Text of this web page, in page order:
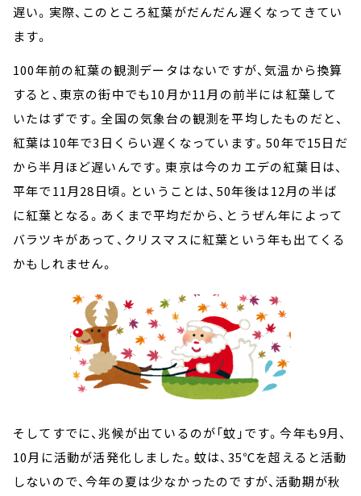
遅い。実際、このところ紅葉がだんだん遅くなってきてい
ます。
100年前の紅葉の観測データはないですが、気温から換算
すると、東京の街中でも10月か11月の前半には紅葉して
いたはずです。全国の気象台の観測を平均したものだと、
紅葉は10年で3日くらい遅くなっています。50年で15日だ
から半月ほど遅いんです。東京は今のカエデの紅葉日は、
平年で11月28日頃。ということは、50年後は12月の半ば
に紅葉となる。あくまで平均だから、とうぜん年によって
バラツキがあって、クリスマスに紅葉という年も出てくる
かもしれません。
そしてすでに、兆候が出ているのが「蚊」です。今年も9月、
10月に活動が活発化しました。蚊は、35℃を超えると活動
しないので、今年の夏は少なかったのですが、活動期が秋